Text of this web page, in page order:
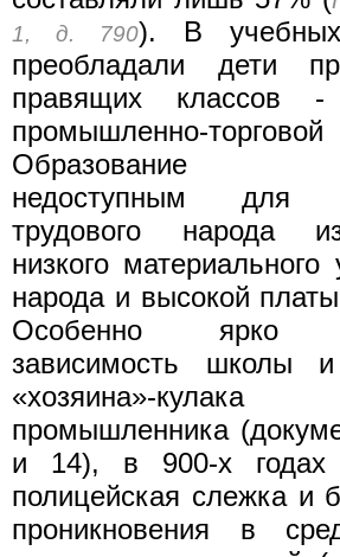
1, д. 790). В учебных
преобладали дети
правящих классов -
промышленно-
Образование
недоступным для
трудового народа
низкого
народа и высокой
Особенно ярко
зависимость школы
«хозяина»-
промышленника
и 14), в 900-х годах
полицейская слежка и
проникновения в